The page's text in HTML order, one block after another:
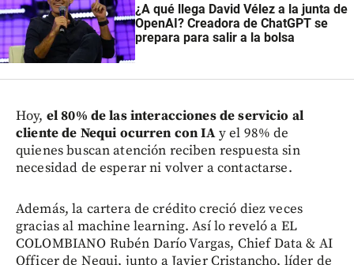
¿A qué llega David Vélez a la junta de
OpenAI? Creadora de ChatGPT se
prepara para salir a la bolsa
Hoy, el 80% de las interacciones de servicio al
cliente de Nequi ocurren con IAy el 98% de
quienes buscan atención reciben respuesta sin
necesidad de esperar ni volver a contactarse.
Además, la cartera de crédito creció diez veces
gracias al machine learning. Así lo reveló a EL
COLOMBIANO Rubén Darío Vargas, Chief Data & AI
Officer de Nequi, junto a Javier Cristancho, líder de